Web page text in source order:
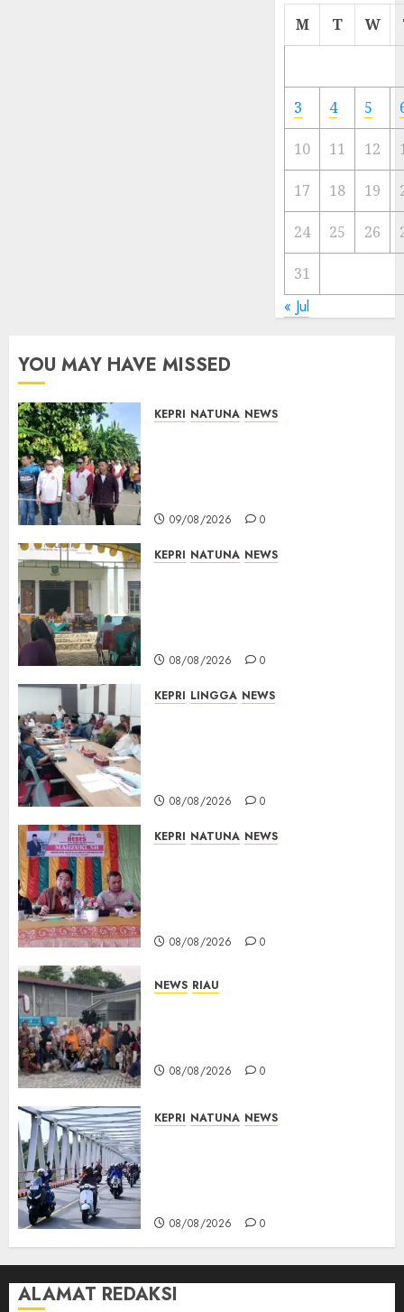
Cermin
Ibu
Kota
23/11/
M T W
3 4 5
10 11 12
17 18 19
24 25 26
31
« Jul
YOU MAY HAVE MISSED
KEPRI NATUNA NEWS
09/08/2026 0
KEPRI NATUNA NEWS
08/08/2026 0
KEPRI LINGGA NEWS
08/08/2026 0
KEPRI NATUNA NEWS
08/08/2026 0
NEWS RIAU
08/08/2026 0
KEPRI NATUNA NEWS
08/08/2026 0
ALAMAT REDAKSI